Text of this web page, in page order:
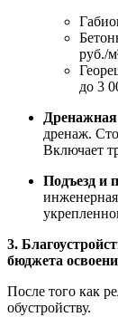
руб./
до 3
Дренажная
дренаж.
Включает
Подъезд и
инженерная
3.
бюджета
После того как
обустройству.